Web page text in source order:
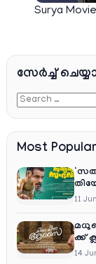
Surya
സേര്‍ച്ച്‌
Most
11 Jun
ക്ക്
14